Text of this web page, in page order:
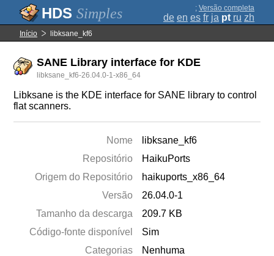
Simples ; Versão completa
de en es fr ja pt ru zh
Início libksane_kf6
SANE Library interface for KDE
libksane_kf6-26.04.0-1-x86_64
Libksane is the KDE interface for SANE library to control
flat scanners.
Nome
libksane_kf6
Repositório
HaikuPorts
Origem do Repositório
haikuports_x86_64
Versão
26.04.0-1
Tamanho da descarga
209.7 KB
Código-fonte disponível
Sim
Categorias
Nenhuma